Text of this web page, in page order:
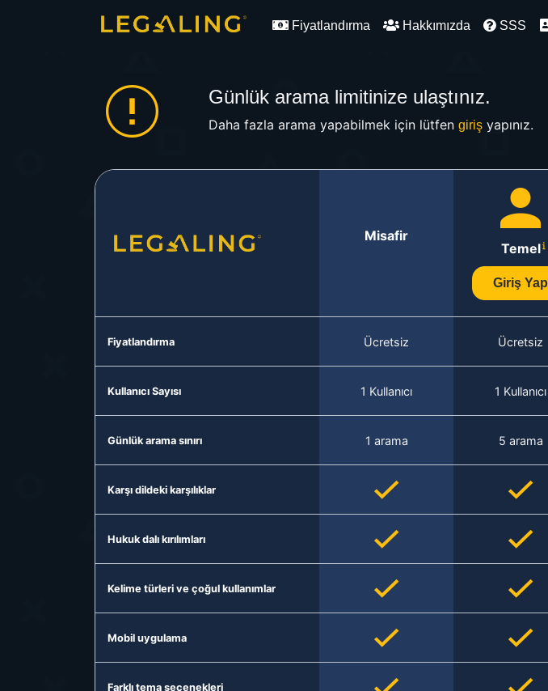
Fiyatlandırma Hakkımızda SSS
Günlük arama limitinize ulaştınız.
Daha fazla arama yapabilmek için lütfen girişyapınız.
Misafir
Temel
Giriş Yap
Fiyatlandırma Ücretsiz Ücretsiz
Kullanıcı Sayısı 1 Kullanıcı 1 Kullanıcı
Günlük arama sınırı 1 arama 5 arama
Karşı dildeki karşılıklar
Hukuk dalı kırılımları
Kelime türleri ve çoğul kullanımlar
Mobil uygulama
Farklı tema seçenekleri